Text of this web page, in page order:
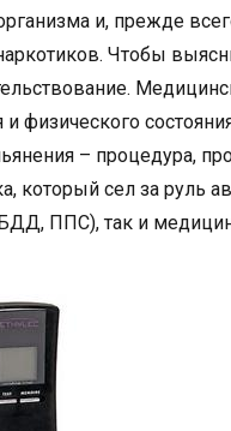
и, прежде
Чтобы
физического
– процедура,
который сел за руль
ППС), так и